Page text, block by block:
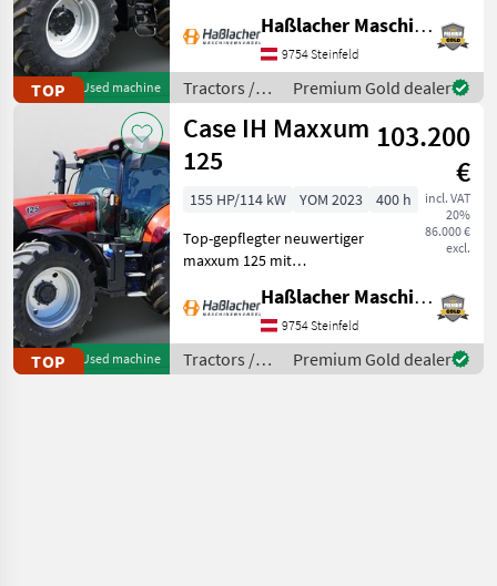
TOP Used machine
Lohnunternehmer – nur
am eigenen Betrieb
gelaufen. Durchgehend
gewartet, einsatzbereit,
aufbereitet
Haßlacher Maschinenhandel
9754 Steinfeld
Tractors /
Case IH
Premium Gold dealer
TOP Used machine
Case IH Maxxum
125
103.200
€
incl. VAT
20%
86.000 €
excl.
155 HP/114 kW YOM 2023
400 h
Top-gepflegter neuwertiger
maxxum 125 mit
Hand. Kein
Lohnunternehmer – nur
am eigenen Betrieb
gelaufen. Durchgehend
Haßlacher Maschinenhandel
9754 Steinfeld
Tractors /
Case IH
Premium Gold dealer